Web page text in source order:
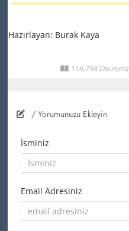
Hazırlayan: Burak Kaya
116,798 Okunma
/ Yorumunuzu Ekleyin
İsminiz
Email Adresiniz